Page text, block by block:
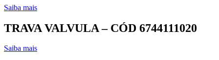
Saiba mais
TRAVA VALVULA – CÓD 6744111020
Saiba mais